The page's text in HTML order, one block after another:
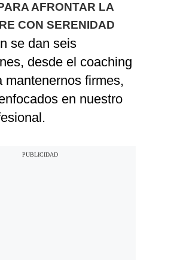
AFRONTAR LA
CON SERENIDAD
se dan seis
desde el coaching
mantenernos firmes,
en nuestro